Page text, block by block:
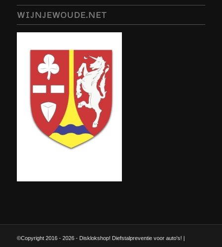
WIJNJEWOUDE.NET
©Copyright 2016 - 2026 - Disklokshop! Diefstalpreventie voor auto's! |